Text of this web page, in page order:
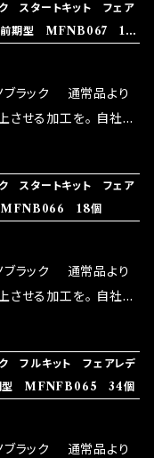
りますので宜しくお願
ーMAX織戸選手がテス
けて検証し、これは
必ずプラスになりデメ
開発製品です。 購入先
ズ直販サイトと横浜に
りますので宜しくお願
スタートキット フェア
期型 MFNB067 18
ラック 通常品より
せる加工を。 自社比
ーMAX織戸選手がテス
けて検証し、これは
必ずプラスになりデメ
開発製品です。 購入先
ズ直販サイトと横浜に
りますので宜しくお願
スタートキット フェア
18個
ラック 通常品より
せる加工を。 自社比
ーMAX織戸選手がテス
けて検証し、これは
必ずプラスになりデメ
開発製品です。 購入先
フルキット フェアレデ
MFNFB065 34個
ラック 通常品より